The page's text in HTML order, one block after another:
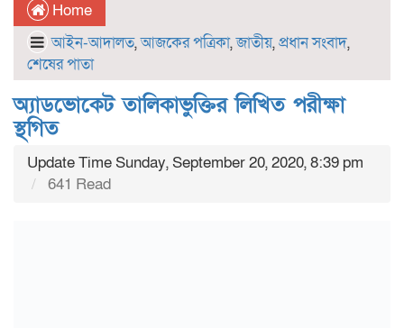
Home
আইন-আদালত,আজকের পত্রিকা,জাতীয়,প্রধান সংবাদ,
শেষের পাতা
অ্যাডভোকেট তালিকাভুক্তির লিখিত পরীক্ষা
স্থগিত
Update Time Sunday, September 20, 2020, 8:39 pm
641 Read